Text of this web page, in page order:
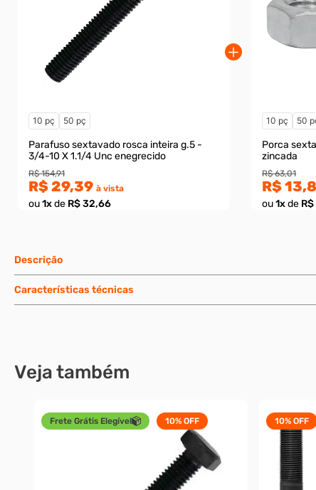
10 pç 50 pç
Parafuso sextavado rosca inteira g.5 -
3/4-10 X 1.1/4 Unc enegrecido
R$ 154,91
R$ 29,39 à vista
ou1xde R$ 32,66
10 pç 50
Porca
zincada
R$ 63,01
R$
ou1xde
Descrição
Características técnicas
Veja também
Frete Grátis Elegível 10%OFF 10%OFF